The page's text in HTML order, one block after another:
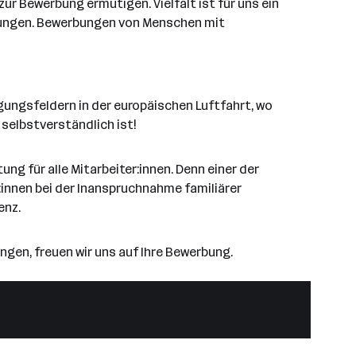
Bewerbung ermutigen. Vielfalt ist für uns ein
Bewerbungen von Menschen mit
in der europäischen Luftfahrt, wo
selbstverständlich ist!
für alle Mitarbeiter:innen. Denn einer der
bei der Inanspruchnahme familiärer
freuen wir uns auf Ihre Bewerbung.